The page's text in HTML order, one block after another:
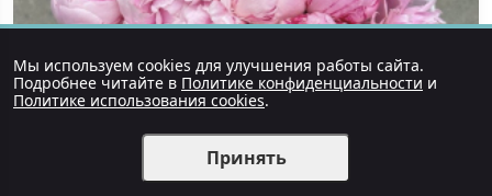
Мы используем cookies для улучшения работы сайта.
Подробнее читайте в Политике конфиденциальности и
Политике использования cookies.
Принять